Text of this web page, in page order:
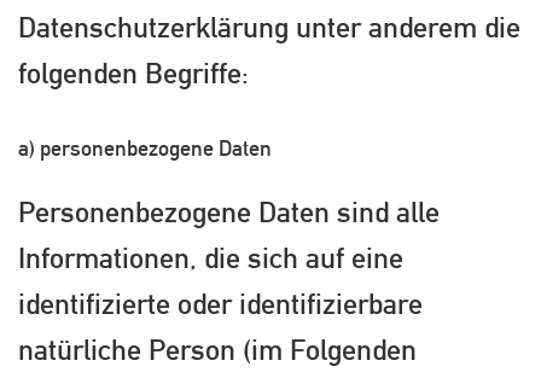
Datenschutzerklärung unter anderem die
folgenden Begriffe:
a) personenbezogene Daten
Personenbezogene Daten sind alle
Informationen, die sich auf eine
identifizierte oder identifizierbare
natürliche Person (im Folgenden